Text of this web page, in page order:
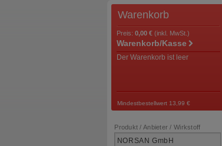
Warenkorb
Preis: 0,00 € (inkl. MwSt.)
Warenkorb/Kasse
Der Warenkorb ist leer
Mindestbestellwert 13,99 €
Produkt / Anbieter / Wirkstoff